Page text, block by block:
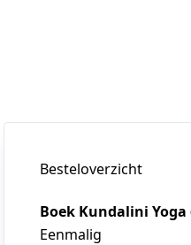
Besteloverzicht
Boek Kundalini Yoga
Eenmalig